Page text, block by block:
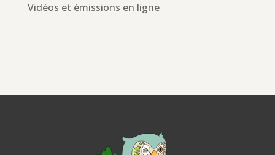
Vidéos et émissions en ligne